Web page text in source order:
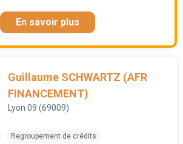
En savoir plus
Guillaume SCHWARTZ (AFR
FINANCEMENT)
Lyon 09 (69009)
Regroupement de crédits